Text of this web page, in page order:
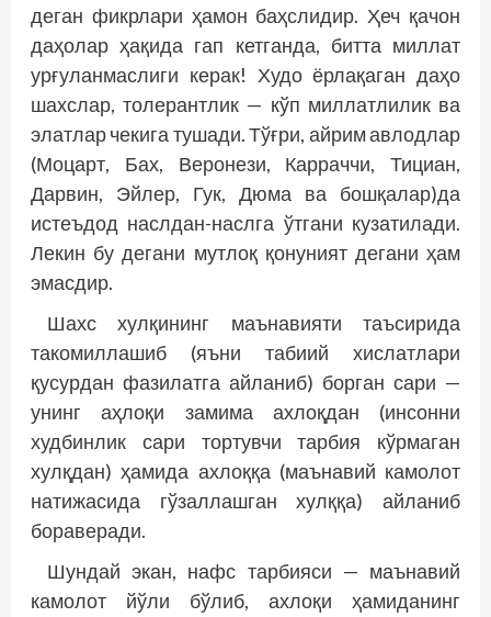
деган фикрлари ҳамон баҳслидир. Ҳеч қачон
даҳолар ҳақида гап кетганда, битта миллат
урғуланмаслиги керак! Худо ёрлақаган даҳо
шахслар, толерантлик — кўп миллатлилик ва
элатлар чекига тушади. Тўғри, айрим авлодлар
(Моцарт, Бах, Веронези, Карраччи, Тициан,
Дарвин, Эйлер, Гук, Дюма ва бошқалар)да
истеъдод наслдан-наслга ўтгани кузатилади.
Лекин бу дегани мутлоқ қонуният дегани ҳам
эмасдир.
Шахс хулқининг маънавияти таъсирида
такомиллашиб (яъни табиий хислатлари
қусурдан фазилатга айланиб) борган сари —
унинг аҳлоқи замима ахлоқдан (инсонни
худбинлик сари тортувчи тарбия кўрмаган
хулқдан) ҳамида ахлоққа (маънавий камолот
натижасида гўзаллашган хулққа) айланиб
бораверади.
Шундай экан, нафс тарбияси — маънавий
камолот йўли бўлиб, ахлоқи ҳамиданинг